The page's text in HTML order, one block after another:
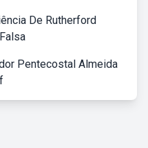
De Rutherford
Pentecostal Almeida